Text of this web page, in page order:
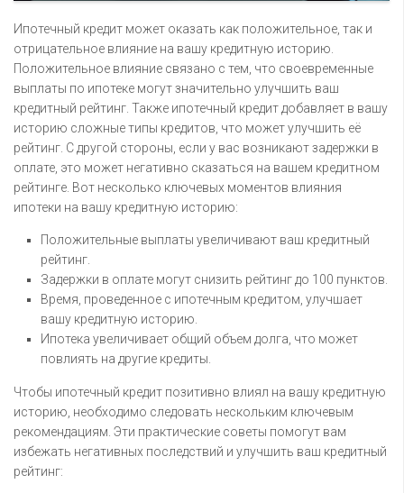
Ипотечный кредит может оказать как положительное, так и
отрицательное влияние на вашу кредитную историю.
Положительное влияние связано с тем, что своевременные
выплаты по ипотеке могут значительно улучшить ваш
кредитный рейтинг. Также ипотечный кредит добавляет в вашу
историю сложные типы кредитов, что может улучшить её
рейтинг. С другой стороны, если у вас возникают задержки в
оплате, это может негативно сказаться на вашем кредитном
рейтинге. Вот несколько ключевых моментов влияния
ипотеки на вашу кредитную историю:
Положительные выплаты увеличивают ваш кредитный
рейтинг.
Задержки в оплате могут снизить рейтинг до 100 пунктов.
Время, проведенное с ипотечным кредитом, улучшает
вашу кредитную историю.
Ипотека увеличивает общий объем долга, что может
повлиять на другие кредиты.
Чтобы ипотечный кредит позитивно влиял на вашу кредитную
историю, необходимо следовать нескольким ключевым
рекомендациям. Эти практические советы помогут вам
избежать негативных последствий и улучшить ваш кредитный
рейтинг: